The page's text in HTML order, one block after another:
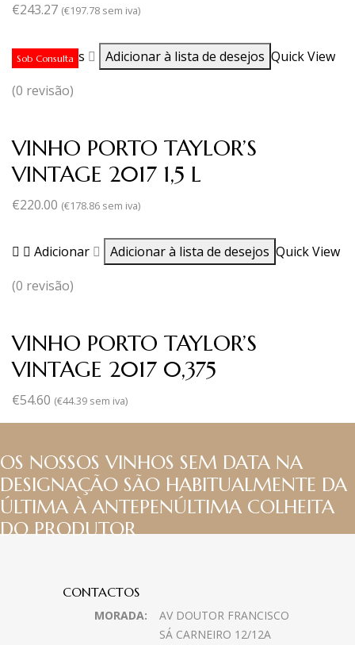
€243.27 (€197.78 sem iva)
Sob Consulta
Ler mais Adicionar à lista de desejos Quick View
(0 revisão)
VINHO PORTO TAYLOR’S
VINTAGE 2017 1,5 L
€220.00 (€178.86 sem iva)
Adicionar Adicionar à lista de desejos Quick View
(0 revisão)
VINHO PORTO TAYLOR’S
VINTAGE 2017 0,375
€54.60 (€44.39 sem iva)
OS NOSSOS VINHOS SEM DATA NA
DESIGNAÇÃO SÃO HABITUALMENTE DA
ÚLTIMA À ANTEPENÚLTIMA COLHEITA
DO PRODUTOR
CONTACTOS
MORADA:
AV DOUTOR FRANCISCO
SÁ CARNEIRO 12/12A